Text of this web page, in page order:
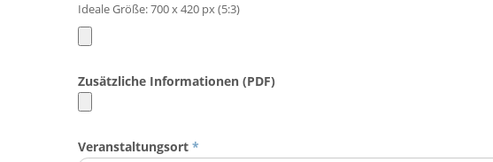
Ideale Größe: 700 x 420 px (5:3)
Zusätzliche Informationen (PDF)
Veranstaltungsort *